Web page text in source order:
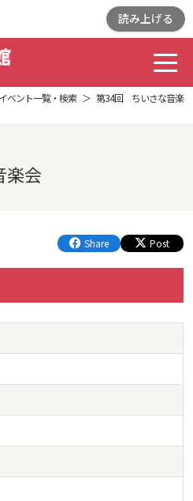
読み上げる
ICHIKAWA CITY
ベント一覧・検索
第34回 ちいさな音楽
会
Share Post